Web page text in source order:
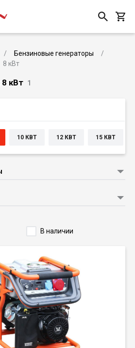
Бензиновые генераторы
8 кВт
кВт 1
10 КВТ 12 КВТ 15 КВТ
В наличии